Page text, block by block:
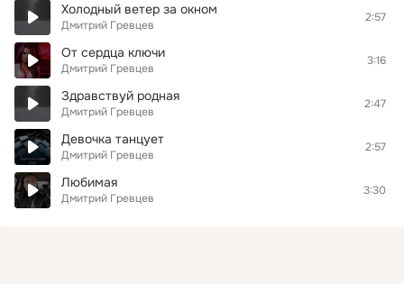
Холодный ветер за окном
Дмитрий Гревцев
2:57
От сердца ключи
Дмитрий Гревцев
3:16
Здравствуй родная
Дмитрий Гревцев
2:47
Девочка танцует
Дмитрий Гревцев
2:57
Любимая
Дмитрий Гревцев
3:30